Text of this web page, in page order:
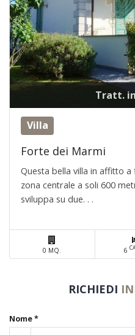
Tratt.
Villa
Forte dei Marmi
Questa bella villa in affitto
zona centrale a soli 600
sviluppa su due. . .
0 MQ. 6
RICHIEDI
Nome *